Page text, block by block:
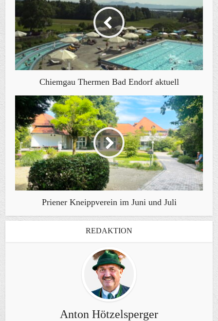
Chiemgau Thermen Bad Endorf aktuell
Priener Kneippverein im Juni und Juli
REDAKTION
Anton Hötzelsperger